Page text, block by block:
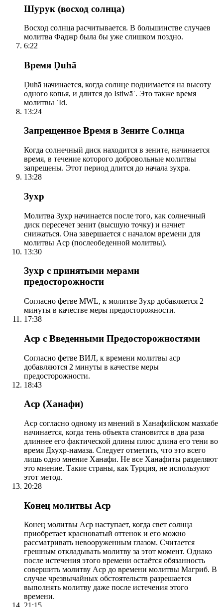
Шурук (восход солнца)
Восход солнца расчитывается. В большинстве случаев
молитва Фаджр была бы уже слишком поздно.
6:22
Время Ḍuhā
Ḍuhā начинается, когда солнце поднимается на высоту
одного копья, и длится до Istiwāʾ. Это также время
молитвы ʿĪd.
13:24
Запрещенное Время в Зените Солнца
Когда солнечный диск находится в зените, начинается
время, в течение которого добровольные молитвы
запрещены. Этот период длится до начала зухра.
13:28
Зухр
Молитва Зухр начинается после того, как солнечный
диск пересечет зенит (высшую точку) и начнет
снижаться. Она завершается с началом времени для
молитвы Аср (послеобеденной молитвы).
13:30
Зухр с принятыми мерами
предосторожности
Согласно фетве MWL, к молитве Зухр добавляется 2
минуты в качестве меры предосторожности.
17:38
Аср с Введенными Предосторожностями
Согласно фетве ВИЛ, к времени молитвы аср
добавляются 2 минуты в качестве меры
предосторожности.
18:43
Аср (Ханафи)
Аср согласно одному из мнений в Ханафийском мазхабе
начинается, когда тень объекта становится в два раза
длиннее его фактической длины плюс длина его тени во
время Дхухр-намаза. Следует отметить, что это всего
лишь одно мнение Ханафи. Не все Ханафиты разделяют
это мнение. Такие страны, как Турция, не используют
этот метод.
20:28
Конец молитвы Аср
Конец молитвы Аср наступает, когда свет солнца
приобретает красноватый оттенок и его можно
рассматривать невооруженным глазом. Считается
грешным откладывать молитву за этот момент. Однако
после истечения этого времени остаётся обязанность
совершить молитву Аср до времени молитвы Магриб. В
случае чрезвычайных обстоятельств разрешается
выполнять молитву даже после истечения этого
времени.